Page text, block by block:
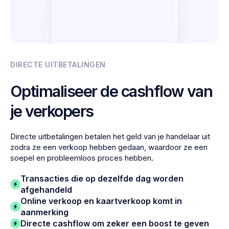
DIRECTE UITBETALINGEN
Optimaliseer de cashflow van
je verkopers
Directe uitbetalingen betalen het geld van je handelaar uit
zodra ze een verkoop hebben gedaan, waardoor ze een
soepel en probleemloos proces hebben.
Transacties die op dezelfde dag worden
afgehandeld
Online verkoop en kaartverkoop komt in
aanmerking
Directe cashflow om zeker een boost te geven